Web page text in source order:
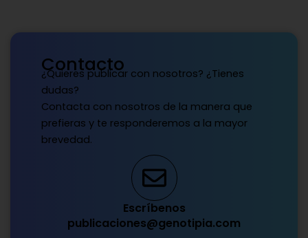
Contacto
¿Quieres publicar con nosotros? ¿Tienes
dudas?
Contacta con nosotros de la manera que
prefieras y te responderemos a la mayor
brevedad.
Escríbenos
publicaciones@genotipia.com